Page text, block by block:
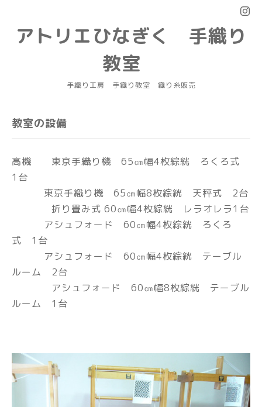
アトリエひなぎく 手織り
教室
手織り工房 手織り教室 織り糸販売
教室の設備
高機 東京手織り機 65㎝幅4枚綜絖 ろくろ式
1台
東京手織り機 65㎝幅8枚綜絖 天秤式 2台
折り畳み式 60㎝幅4枚綜絖 レラオレラ1台
アシュフォード 60㎝幅4枚綜絖 ろくろ
式 1台
アシュフォード 60㎝幅4枚綜絖 テーブル
ルーム 2台
アシュフォード 60㎝幅8枚綜絖 テーブル
ルーム 1台